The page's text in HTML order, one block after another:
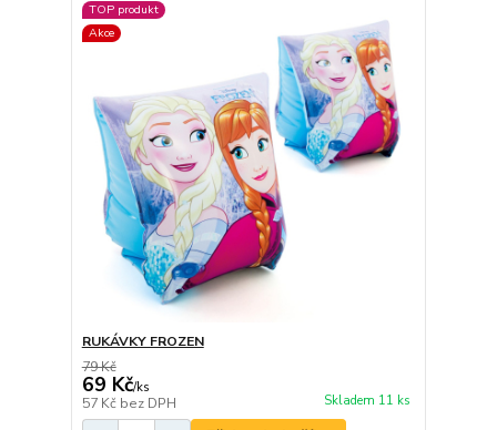
TOP produkt
Akce
RUKÁVKY FROZEN
79 Kč
69 Kč/ks
57 Kč bez DPH Skladem 11 ks